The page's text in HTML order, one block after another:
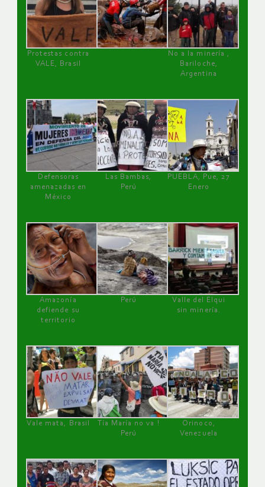
Protestas contra
VALE, Brasil
No a la minería ,
Bariloche,
Argentina
Defensoras
amenazadas en
México
Las Bambas,
Perú
PUEBLA, Pue, 27
Enero
Amazonía
defiende su
territorio
Perú
Valle del Elqui
sin minería.
Vale mata, Brasil
Tía María no va !
Perú
Orinoco,
Venezuela